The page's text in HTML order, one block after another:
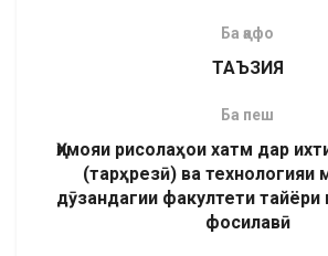
Ба қафо
ТАЪЗИЯ
Ба пеш
Ҳимояи рисолаҳои хатм дар
(тарҳрезӣ) ва технологияи
дӯзандагии факултети тайёри
фосилавӣ